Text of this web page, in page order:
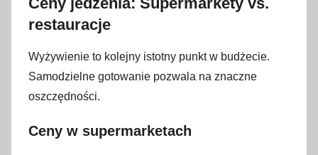
restauracje
Wyżywienie to kolejny istotny punkt w budżecie.
Samodzielne gotowanie pozwala na znaczne
oszczędności.
Ceny w supermarketach